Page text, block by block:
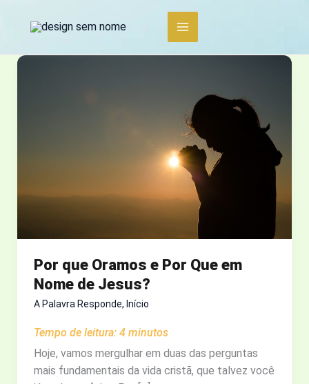
conteúdo
Por que Oramos e Por Que em
Nome de Jesus?
A Palavra Responde, Início
Tempo de leitura: 4 minutos
Hoje, vamos mergulhar em duas das perguntas
mais fundamentais da vida cristã, que talvez você